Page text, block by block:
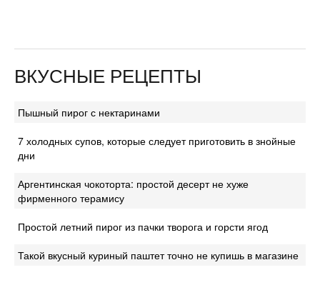
ВКУСНЫЕ РЕЦЕПТЫ
Пышный пирог с нектаринами
7 холодных супов, которые следует приготовить в знойные
дни
Аргентинская чокоторта: простой десерт не хуже
фирменного терамису
Простой летний пирог из пачки творога и горсти ягод
Такой вкусный куриный паштет точно не купишь в магазине